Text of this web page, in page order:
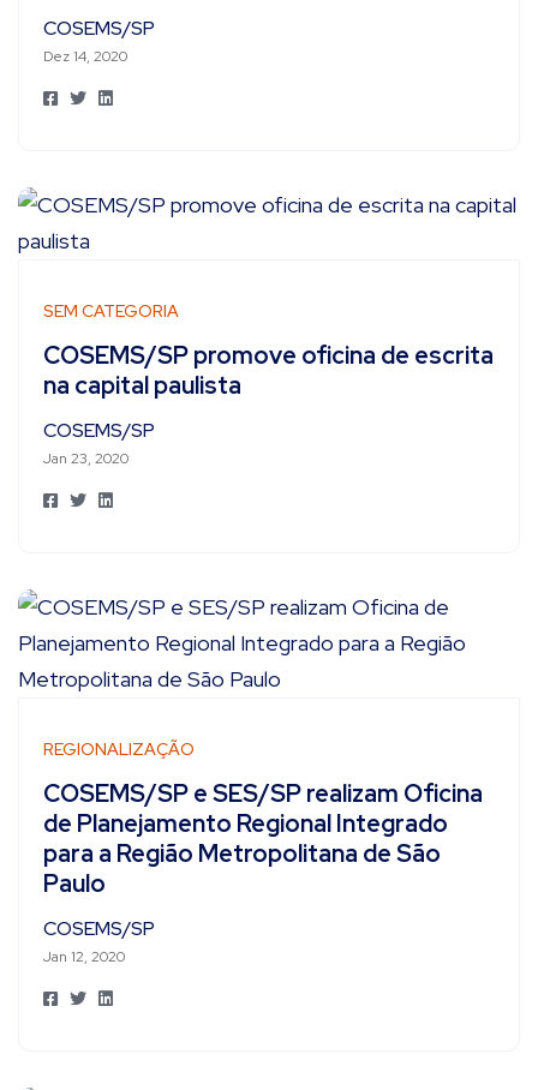
COSEMS/SP
Dez 14, 2020
SEM CATEGORIA
COSEMS/SP promove oficina de escrita
na capital paulista
COSEMS/SP
Jan 23, 2020
REGIONALIZAÇÃO
COSEMS/SP e SES/SP realizam Oficina
de Planejamento Regional Integrado
para a Região Metropolitana de São
Paulo
COSEMS/SP
Jan 12, 2020